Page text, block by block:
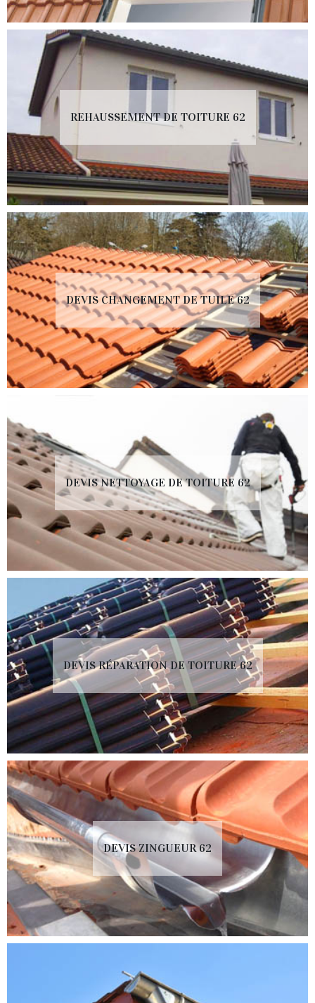
REHAUSSEMENT DE TOITURE 62
DEVIS CHANGEMENT DE TUILE 62
DEVIS NETTOYAGE DE TOITURE 62
DEVIS RÉPARATION DE TOITURE 62
DEVIS ZINGUEUR 62